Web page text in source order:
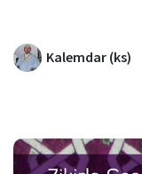
Kalemdar (ks)